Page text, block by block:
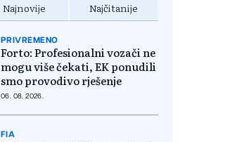
Najnovije Najčitanije
PRIVREMENO
Forto: Profesionalni vozači ne
mogu više čekati, EK ponudili
smo provodivo rješenje
06. 08. 2026.
FIA